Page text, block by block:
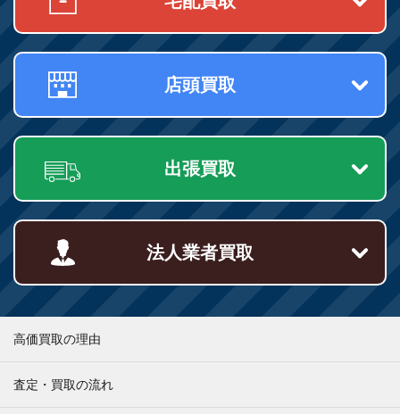
店頭買取
出張買取
法人業者買取
高価買取の理由
査定・買取の流れ